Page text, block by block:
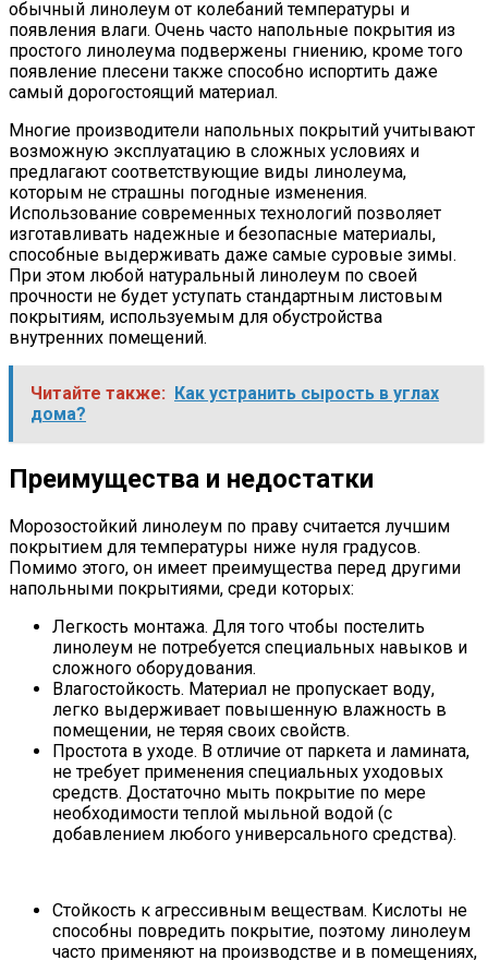
обычный линолеум от колебаний температуры и
появления влаги. Очень часто напольные покрытия из
простого линолеума подвержены гниению, кроме того
появление плесени также способно испортить даже
самый дорогостоящий материал.
Многие производители напольных покрытий учитывают
возможную эксплуатацию в сложных условиях и
предлагают соответствующие виды линолеума,
которым не страшны погодные изменения.
Использование современных технологий позволяет
изготавливать надежные и безопасные материалы,
способные выдерживать даже самые суровые зимы.
При этом любой натуральный линолеум по своей
прочности не будет уступать стандартным листовым
покрытиям, используемым для обустройства
внутренних помещений.
Читайте также:
Как устранить сырость в углах
дома?
Преимущества и недостатки
Морозостойкий линолеум по праву считается лучшим
покрытием для температуры ниже нуля градусов.
Помимо этого, он имеет преимущества перед другими
напольными покрытиями, среди которых:
Легкость монтажа. Для того чтобы постелить
линолеум не потребуется специальных навыков и
сложного оборудования.
Влагостойкость. Материал не пропускает воду,
легко выдерживает повышенную влажность в
помещении, не теряя своих свойств.
Простота в уходе. В отличие от паркета и ламината,
не требует применения специальных уходовых
средств. Достаточно мыть покрытие по мере
необходимости теплой мыльной водой (с
добавлением любого универсального средства).
Стойкость к агрессивным веществам. Кислоты не
способны повредить покрытие, поэтому линолеум
часто применяют на производстве и в помещениях,